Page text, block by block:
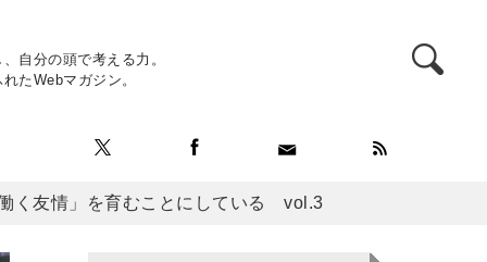
自分の頭で考える力。
たWebマガジン。
く友情」を育むことにしている vol.3